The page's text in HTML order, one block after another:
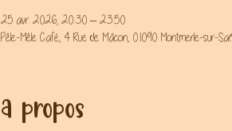
25 avr. 2026, 20:30 – 23:50
Pêle-Mêle Café, 4 Rue de Mâcon, 01090 Montmerle-sur-
A propos